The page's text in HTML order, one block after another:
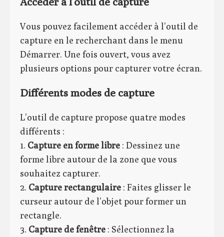
Vous pouvez facilement accéder à l’outil de
capture en le recherchant dans le menu
Démarrer. Une fois ouvert, vous avez
plusieurs options pour capturer votre écran.
Différents modes de capture
L’outil de capture propose quatre modes
différents :
1. Capture en forme libre : Dessinez une
forme libre autour de la zone que vous
souhaitez capturer.
2. Capture rectangulaire : Faites glisser le
curseur autour de l’objet pour former un
rectangle.
3. Capture de fenêtre : Sélectionnez la